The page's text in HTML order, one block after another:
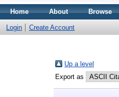
Home About Browse
Login Create Account
Up a level
Export as